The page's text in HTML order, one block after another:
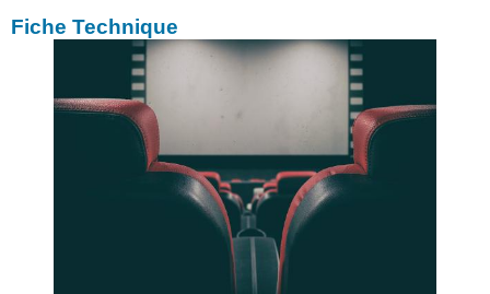
Fiche Technique